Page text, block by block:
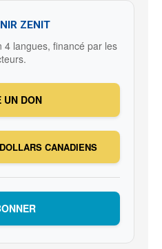
ZENIT
4 langues, financé par les
UN DON
CANADIENS